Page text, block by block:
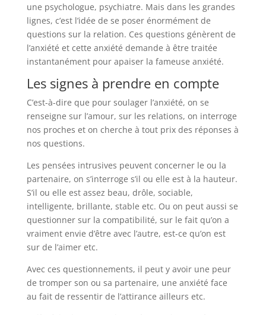
une psychologue, psychiatre. Mais dans les grandes
lignes, c’est l’idée de se poser énormément de
questions sur la relation. Ces questions génèrent de
l’anxiété et cette anxiété demande à être traitée
instantanément pour apaiser la fameuse anxiété.
Les signes à prendre en compte
C’est-à-dire que pour soulager l’anxiété, on se
renseigne sur l’amour, sur les relations, on interroge
nos proches et on cherche à tout prix des réponses à
nos questions.
Les pensées intrusives peuvent concerner le ou la
partenaire, on s’interroge s’il ou elle est à la hauteur.
S’il ou elle est assez beau, drôle, sociable,
intelligente, brillante, stable etc. Ou on peut aussi se
questionner sur la compatibilité, sur le fait qu’on a
vraiment envie d’être avec l’autre, est-ce qu’on est
sur de l’aimer etc.
Avec ces questionnements, il peut y avoir une peur
de tromper son ou sa partenaire, une anxiété face
au fait de ressentir de l’attirance ailleurs etc.